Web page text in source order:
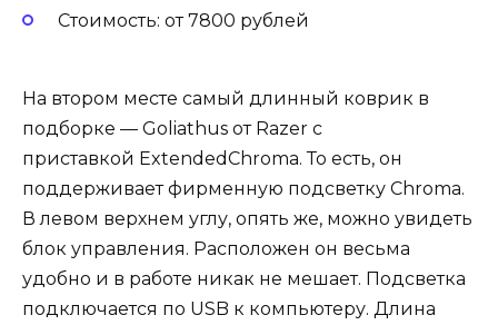
Стоимость: от 7800 рублей
На втором месте самый длинный коврик в
подборке — Goliathus от Razer с
приставкой ExtendedChroma. То есть, он
поддерживает фирменную подсветку Chroma.
В левом верхнем углу, опять же, можно увидеть
блок управления. Расположен он весьма
удобно и в работе никак не мешает. Подсветка
подключается по USB к компьютеру. Длина